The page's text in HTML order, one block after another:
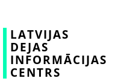
LATVIJAS
DEJAS
INFORMĀCIJAS
CENTRS